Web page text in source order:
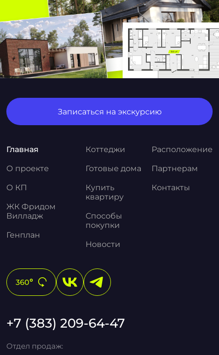
Записаться на экскурсию
Главная
О проекте
О КП
ЖК Фридом
Вилладж
Генплан
Коттеджи
Готовые дома
Купить
квартиру
Способы
покупки
Новости
Расположение
Партнерам
Контакты
+7 (383) 209-64-47
Отдел продаж: